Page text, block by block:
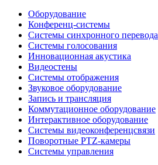
Оборудование
Конференц-системы
Системы синхронного перевода
Системы голосования
Инновационная акустика
Видеостены
Системы отображения
Звуковое оборудование
Запись и трансляция
Коммутационное оборудование
Интерактивное оборудование
Системы видеоконференцсвязи
Поворотные PTZ-камеры
Системы управления